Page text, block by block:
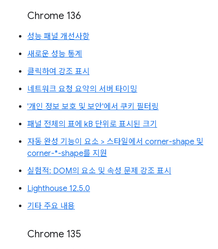
Chrome 136
성능 패널 개선사항
새로운 성능 통계
클릭하여 강조 표시
네트워크 요청 요약의 서버 타이밍
'개인 정보 보호 및 보안'에서 쿠키 필터링
패널 전체의 표에 kB 단위로 표시된 크기
자동 완성 기능이 요소 > 스타일에서 corner-shape 및
corner-*-shape를 지원
실험적: DOM의 요소 및 속성 문제 강조 표시
Lighthouse 12.5.0
기타 주요 내용
Chrome 135